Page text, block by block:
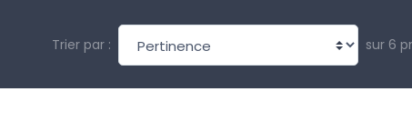
Trier par : sur 6